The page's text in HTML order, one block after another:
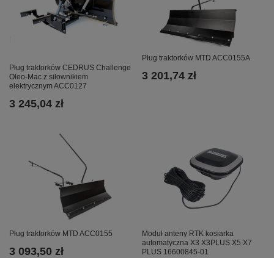
Pług traktorków CEDRUS Challenge
Oleo-Mac z siłownikiem
elektrycznym ACC0127
3 245,04 zł
Pług traktorków MTD ACC0155A
3 201,74 zł
Pług traktorków MTD ACC0155
3 093,50 zł
Moduł anteny RTK kosiarka
automatyczna X3 X3PLUS X5 X7
PLUS 16600845-01